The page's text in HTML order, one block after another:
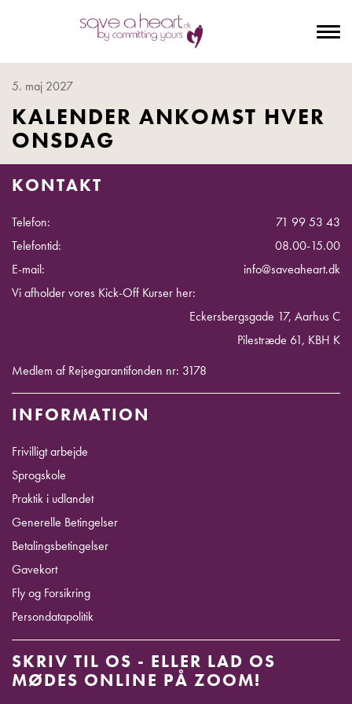
5. maj 2027
KALENDER ANKOMST HVER
ONSDAG
KONTAKT
Telefon:
71 99 53 43
Telefontid:
08.00-15.00
E-mail:
info@saveaheart.dk
Vi afholder vores Kick-Off Kurser her:
Eckersbergsgade 17, Aarhus C
Pilestræde 61, KBH K
Medlem af Rejsegarantifonden nr: 3178
INFORMATION
Frivilligt arbejde
Sprogskole
Praktik i udlandet
Generelle Betingelser
Betalingsbetingelser
Gavekort
Fly og Forsikring
Persondatapolitik
SKRIV TIL OS - ELLER LAD OS
MØDES ONLINE PÅ ZOOM!